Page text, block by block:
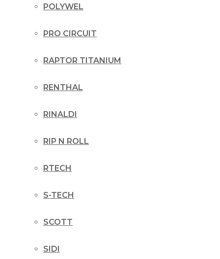
POLYWEL
PRO CIRCUIT
RAPTOR TITANIUM
RENTHAL
RINALDI
RIP N ROLL
RTECH
S-TECH
SCOTT
SIDI